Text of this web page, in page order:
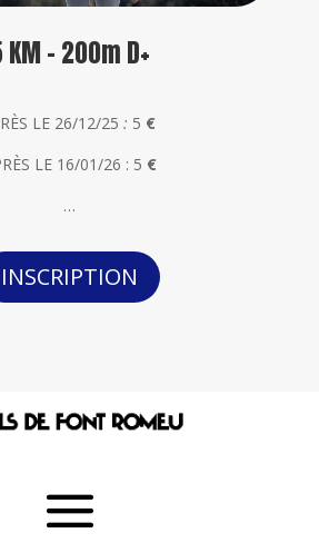
KM - 200m D+
LE 26/12/25 : 5 €
LE 16/01/26 : 5 €
…
INSCRIPTION